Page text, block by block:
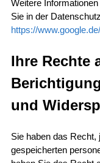
Weitere
Sie in der
https://
Ihre Rechte
und
Sie haben das Recht,
gespeicherten